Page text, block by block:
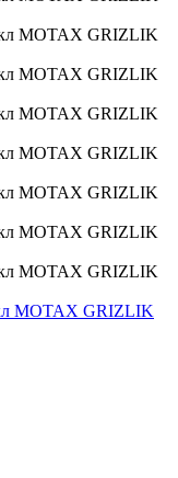
MOTAX GRIZLIK